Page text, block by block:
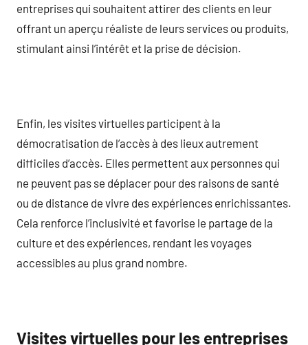
entreprises qui souhaitent attirer des clients en leur
offrant un aperçu réaliste de leurs services ou produits,
stimulant ainsi l’intérêt et la prise de décision.
Enfin, les visites virtuelles participent à la
démocratisation de l’accès à des lieux autrement
difficiles d’accès. Elles permettent aux personnes qui
ne peuvent pas se déplacer pour des raisons de santé
ou de distance de vivre des expériences enrichissantes.
Cela renforce l’inclusivité et favorise le partage de la
culture et des expériences, rendant les voyages
accessibles au plus grand nombre.
Visites virtuelles pour les entreprises